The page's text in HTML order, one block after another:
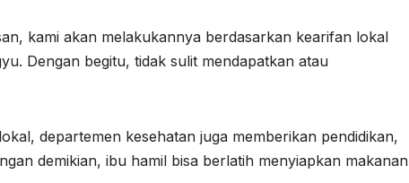
kami akan melakukannya berdasarkan kearifan lokal
Dengan begitu, tidak sulit mendapatkan atau
departemen kesehatan juga memberikan pendidikan,
demikian, ibu hamil bisa berlatih menyiapkan makanan